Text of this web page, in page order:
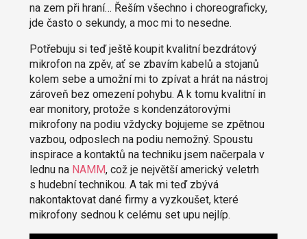
na zem při hraní… Řeším všechno i choreograficky,
jde často o sekundy, a moc mi to nesedne.
Potřebuju si teď ještě koupit kvalitní bezdrátový
mikrofon na zpěv, ať se zbavím kabelů a stojanů
kolem sebe a umožní mi to zpívat a hrát na nástroj
zároveň bez omezení pohybu. A k tomu kvalitní in
ear monitory, protože s kondenzátorovými
mikrofony na podiu vždycky bojujeme se zpětnou
vazbou, odposlech na podiu nemožný. Spoustu
inspirace a kontaktů na techniku jsem načerpala v
lednu na NAMM, což je největší americký veletrh
s hudební technikou. A tak mi teď zbývá
nakontaktovat dané firmy a vyzkoušet, které
mikrofony sednou k celému set upu nejlíp.